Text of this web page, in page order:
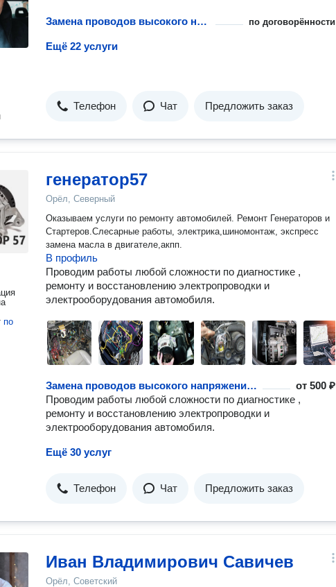
Замена проводов высокого напряжения в автомобиле по договорённости
Ещё 22 услуги
Телефон Чат Предложить заказ
по
генератор57
Орёл, Северный
Оказываем услуги по ремонту автомобилей. Ремонт Генераторов и
Стартеров.Слесарные работы, электрика,шиномонтаж, экспресс
замена масла в двигателе,акпп.
В профиль
Проводим работы любой сложности по диагностике ,
ремонту и восстановлению электропроводки и
электрооборудования автомобиля.
Замена проводов высокого напряжения в автомобиле от500 ₽
Проводим работы любой сложности по диагностике ,
ремонту и восстановлению электропроводки и
электрооборудования автомобиля.
Ещё 30 услуг
Телефон Чат Предложить заказ
Иван Владимирович Савичев
Орёл, Советский